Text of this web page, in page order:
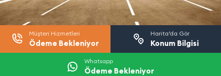
Müşteri Hizmetleri
Ödeme Bekleniyor
Harita’da Gör
Konum Bilgisi
Whatsapp
Ödeme Bekleniyor